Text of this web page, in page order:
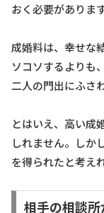
おく必要があります
成婚料は、幸せな
ソコソするよりも
二人の門出にふさ
とはいえ、高い成
しれません。しか
を得られたと考え
相手の相談